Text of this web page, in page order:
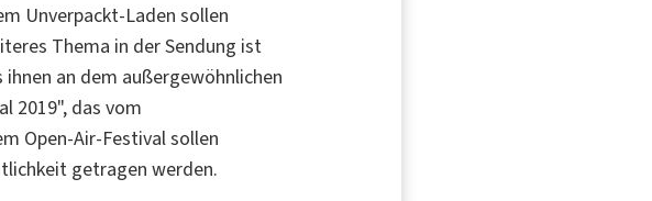
Unverpackt-Laden sollen
Thema in der Sendung ist
an dem außergewöhnlichen
2019", das vom
Open-Air-Festival sollen
getragen werden.